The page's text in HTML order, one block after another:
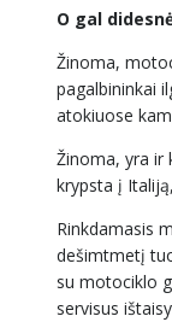
O gal
Žinoma,
pagalbininkai
atokiuose
Žinoma, yra ir
krypsta į
Rinkdamasis
dešimtmetį
su motociklo
servisus